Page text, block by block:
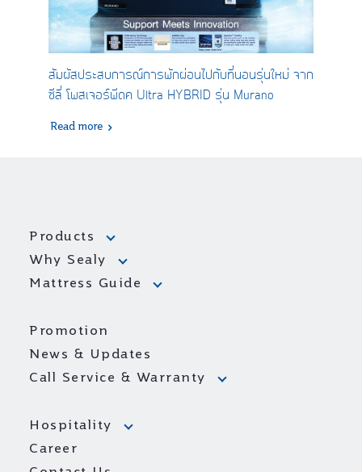
สัมผัสประสบการณ์การพักผ่อนไปกับที่นอนรุ่นใหม่ จาก
ซีลี่ โพสเจอร์พีดิค Ultra HYBRID รุ่น Murano
Read more
Products
Why Sealy
Mattress Guide
Promotion
News & Updates
Call Service & Warranty
Hospitality
Career